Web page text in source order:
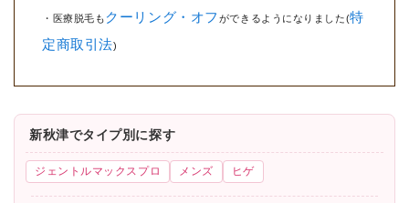
・医療脱毛も クーリング・オフ ができるようになりました(特
定商取引法)
新秋津でタイプ別に探す
ジェントルマックスプロ メンズ ヒゲ